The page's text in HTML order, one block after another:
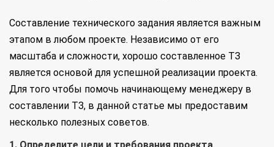
Составление технического задания является важным
этапом в любом проекте. Независимо от его
масштаба и сложности, хорошо составленное ТЗ
является основой для успешной реализации проекта.
Для того чтобы помочь начинающему менеджеру в
составлении ТЗ, в данной статье мы предоставим
несколько полезных советов.